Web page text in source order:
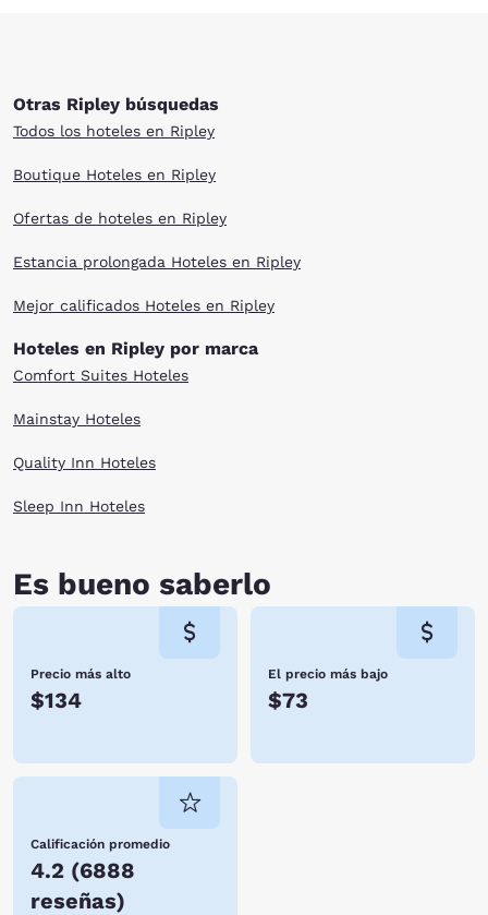
Otras Ripley búsquedas
Todos los hoteles en Ripley
Boutique Hoteles en Ripley
Ofertas de hoteles en Ripley
Estancia prolongada Hoteles en Ripley
Mejor calificados Hoteles en Ripley
Hoteles en Ripley por marca
Comfort Suites Hoteles
Mainstay Hoteles
Quality Inn Hoteles
Sleep Inn Hoteles
Es bueno saberlo
Precio más alto
$134
El precio más bajo
$73
Calificación promedio
4.2 (6888
reseñas)